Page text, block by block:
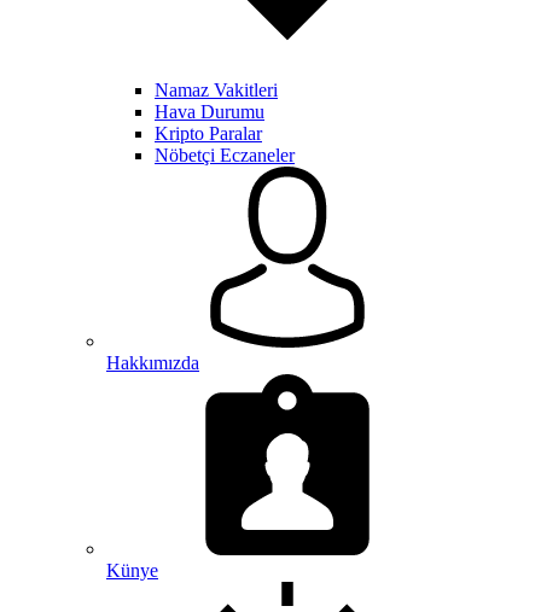
Namaz Vakitleri
Hava Durumu
Kripto Paralar
Nöbetçi Eczaneler
Hakkımızda
Künye